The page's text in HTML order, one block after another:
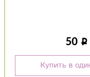
50
Купить в